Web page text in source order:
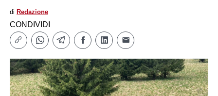
di Redazione
CONDIVIDI